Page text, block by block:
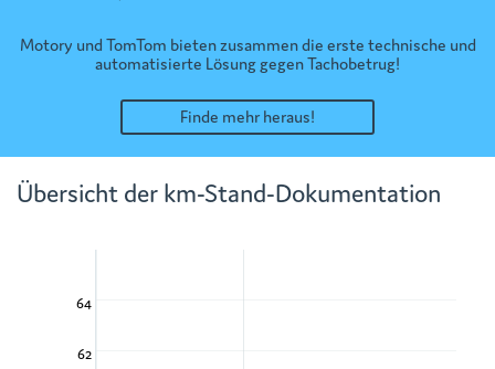
Motory und TomTom bieten zusammen die erste technische und
automatisierte Lösung gegen Tachobetrug!
Finde mehr heraus!
Übersicht der km-Stand-Dokumentation
62
64